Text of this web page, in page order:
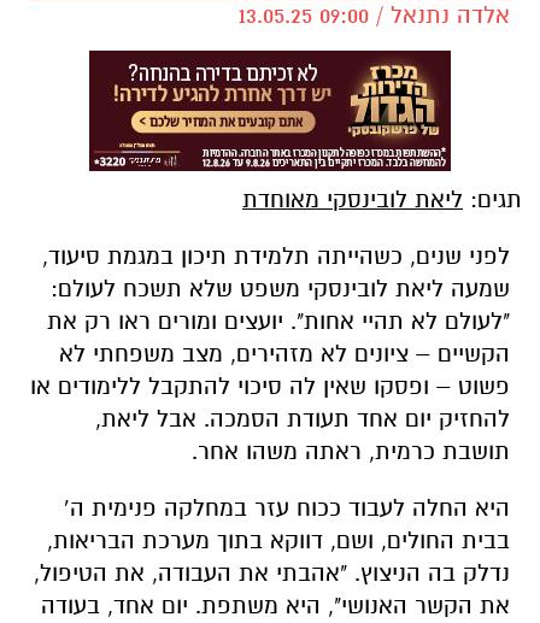
אלדה נתנאל / 09:00 13.05.25
תגים: ליאת לובינסקי מאוחדת
לפני שנים, כשהייתה תלמידת תיכון במגמת סיעוד,
שמעה ליאת לובינסקי משפט שלא תשכח לעולם:
"לעולם לא תהיי אחות". יועצים ומורים ראו רק את
הקשיים – ציונים לא מזהירים, מצב משפחתי לא
פשוט – ופסקו שאין לה סיכוי להתקבל ללימודים או
להחזיק יום אחד תעודת הסמכה. אבל ליאת,
תושבת כרמית, ראתה משהו אחר.
היא החלה לעבוד ככוח עזר במחלקה פנימית ה’
בבית החולים, ושם, דווקא בתוך מערכת הבריאות,
נדלק בה הניצוץ. "אהבתי את העבודה, את הטיפול,
את הקשר האנושי", היא משתפת. יום אחד, בעודה